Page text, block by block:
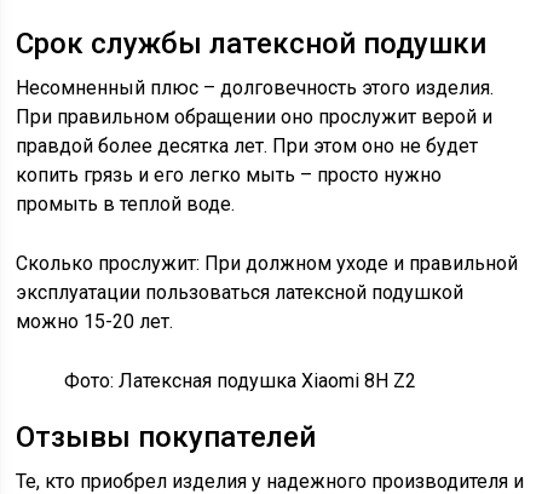
Срок службы латексной подушки
Несомненный плюс – долговечность этого изделия.
При правильном обращении оно прослужит верой и
правдой более десятка лет. При этом оно не будет
копить грязь и его легко мыть – просто нужно
промыть в теплой воде.
Сколько прослужит: При должном уходе и правильной
эксплуатации пользоваться латексной подушкой
можно 15-20 лет.
Фото: Латексная подушка Xiaomi 8H Z2
Отзывы покупателей
Те, кто приобрел изделия у надежного производителя и